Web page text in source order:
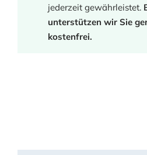
jederzeit gewährleistet.
unterstützen wir Sie
kostenfrei.